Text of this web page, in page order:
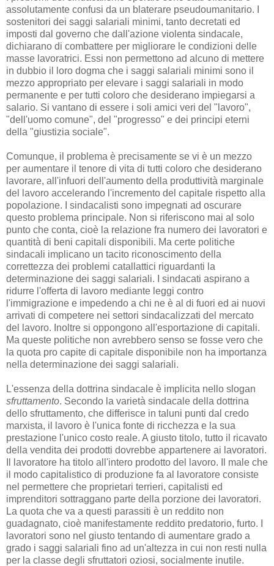
assolutamente confusi da un blaterare pseudoumanitario. I
sostenitori dei saggi salariali minimi, tanto decretati ed
imposti dal governo che dall'azione violenta sindacale,
dichiarano di combattere per migliorare le condizioni delle
masse lavoratrici. Essi non permettono ad alcuno di mettere
in dubbio il loro dogma che i saggi salariali minimi sono il
mezzo appropriato per elevare i saggi salariali in modo
permanente e per tutti coloro che desiderano impiegarsi a
salario. Si vantano di essere i soli amici veri del "lavoro",
"dell'uomo comune", del "progresso" e dei principi eterni
della "giustizia sociale".
Comunque, il problema è precisamente se vi è un mezzo
per aumentare il tenore di vita di tutti coloro che desiderano
lavorare, all'infuori dell'aumento della produttività marginale
del lavoro accelerando l'incremento del capitale rispetto alla
popolazione. I sindacalisti sono impegnati ad oscurare
questo problema principale. Non si riferiscono mai al solo
punto che conta, cioè la relazione fra numero dei lavoratori e
quantità di beni capitali disponibili. Ma certe politiche
sindacali implicano un tacito riconoscimento della
correttezza dei problemi catallattici riguardanti la
determinazione dei saggi salariali. I sindacati aspirano a
ridurre l'offerta di lavoro mediante leggi contro
l'immigrazione e impedendo a chi ne è al di fuori ed ai nuovi
arrivati di competere nei settori sindacalizzati del mercato
del lavoro. Inoltre si oppongono all'esportazione di capitali.
Ma queste politiche non avrebbero senso se fosse vero che
la quota pro capite di capitale disponibile non ha importanza
nella determinazione dei saggi salariali.
L'essenza della dottrina sindacale è implicita nello slogan
sfruttamento. Secondo la varietà sindacale della dottrina
dello sfruttamento, che differisce in taluni punti dal credo
marxista, il lavoro è l'unica fonte di ricchezza e la sua
prestazione l'unico costo reale. A giusto titolo, tutto il ricavato
della vendita dei prodotti dovrebbe appartenere ai lavoratori.
Il lavoratore ha titolo all'intero prodotto del lavoro. Il male che
il modo capitalistico di produzione fa al lavoratore consiste
nel permettere che proprietari terrieri, capitalisti ed
imprenditori sottraggano parte della porzione dei lavoratori.
La quota che va a questi parassiti è un reddito non
guadagnato, cioè manifestamente reddito predatorio, furto. I
lavoratori sono nel giusto tentando di aumentare grado a
grado i saggi salariali fino ad un'altezza in cui non resti nulla
per la classe degli sfruttatori oziosi, socialmente inutile.